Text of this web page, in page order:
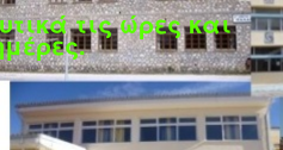
τις ώρες και